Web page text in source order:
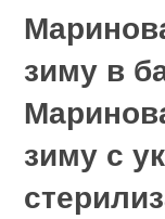
зиму в
зиму с